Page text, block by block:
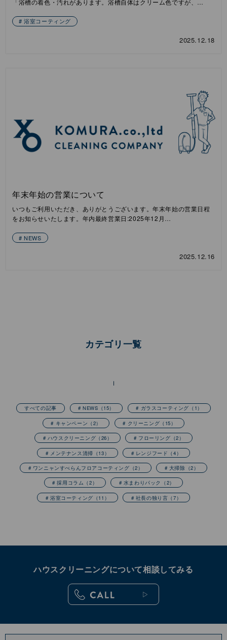
「浴槽の着色・汚れがあります。浴槽自体はクリーム色ですが、…
浴室コーティング
2025.12.18
年末年始の営業について
いつもご利用いただき、ありがとうございます。年末年始の営業日程
をお知らせいたします。年内最終営業日:2025年12月…
NEWS
2025.12.16
カテゴリ一覧
すべての記事 # NEWS （15） # ガラスコーティング （1）
# キャンペーン （2） # クリーニング （15）
# ハウスクリーニング （26） # フローリング （2）
# メンテナンス清掃 （13） # レンジフード （4）
# ワンニャンすべらんフロアコーティング （2） # 大掃除 （2）
# 採用コラム （2） # 水まわりパック （2）
# 浴室コーティング （11） # 社長の独り言 （7）
ハウスクリーニングについて相談してみる